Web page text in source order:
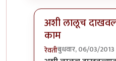
अशी लालूच
काम
रेवतीबुधवार, 06/03/2013